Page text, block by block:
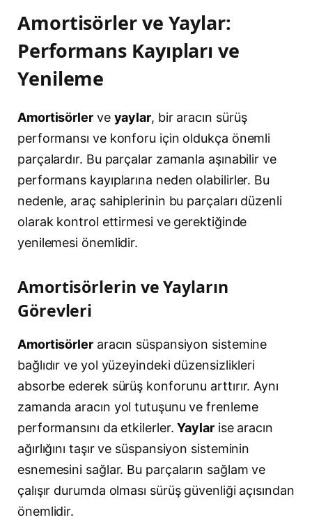
Amortisörler ve Yaylar:
Performans Kayıpları ve
Yenileme
Amortisörlerve yaylar, bir aracın sürüş
performansı ve konforu için oldukça önemli
parçalardır. Bu parçalar zamanla aşınabilir ve
performans kayıplarına neden olabilirler. Bu
nedenle, araç sahiplerinin bu parçaları düzenli
olarak kontrol ettirmesi ve gerektiğinde
yenilemesi önemlidir.
Amortisörlerin ve Yayların
Görevleri
Amortisörleraracın süspansiyon sistemine
bağlıdır ve yol yüzeyindeki düzensizlikleri
absorbe ederek sürüş konforunu arttırır. Aynı
zamanda aracın yol tutuşunu ve frenleme
performansını da etkilerler.Yaylarise aracın
ağırlığını taşır ve süspansiyon sisteminin
esnemesini sağlar. Bu parçaların sağlam ve
çalışır durumda olması sürüş güvenliği açısından
önemlidir.